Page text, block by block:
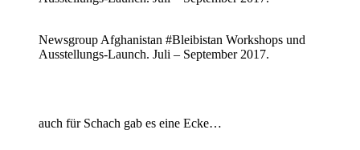
Newsgroup Afghanistan #Bleibistan Workshops und
Ausstellungs-Launch. Juli – September 2017.
auch für Schach gab es eine Ecke…